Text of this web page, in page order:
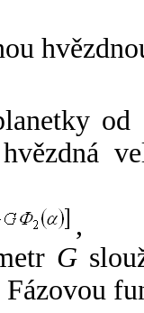
od
,
G
Fázovou